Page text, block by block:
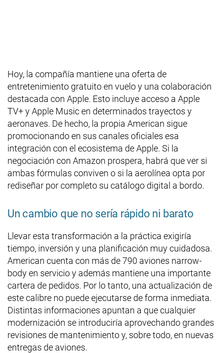
Hoy, la compañía mantiene una oferta de
entretenimiento gratuito en vuelo y una colaboración
destacada con Apple. Esto incluye acceso a Apple
TV+ y Apple Music en determinados trayectos y
aeronaves. De hecho, la propia American sigue
promocionando en sus canales oficiales esa
integración con el ecosistema de Apple. Si la
negociación con Amazon prospera, habrá que ver si
ambas fórmulas conviven o si la aerolínea opta por
rediseñar por completo su catálogo digital a bordo.
Un cambio que no sería rápido ni barato
Llevar esta transformación a la práctica exigiría
tiempo, inversión y una planificación muy cuidadosa.
American cuenta con más de 790 aviones narrow-
body en servicio y además mantiene una importante
cartera de pedidos. Por lo tanto, una actualización de
este calibre no puede ejecutarse de forma inmediata.
Distintas informaciones apuntan a que cualquier
modernización se introduciría aprovechando grandes
revisiones de mantenimiento y, sobre todo, en nuevas
entregas de aviones.